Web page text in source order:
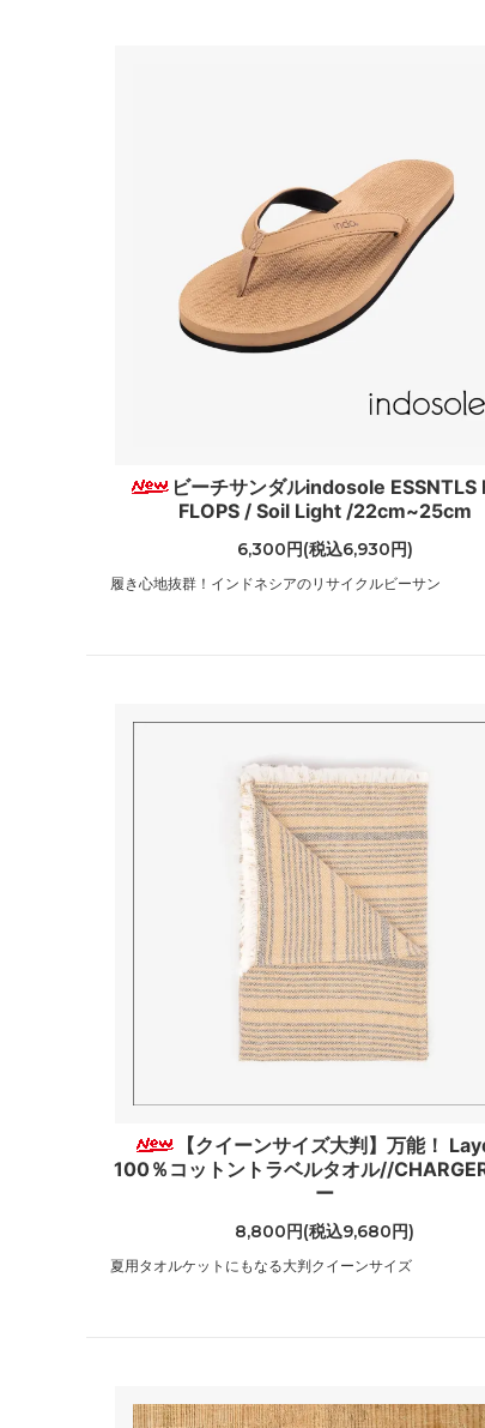
ビーチサンダルindosole ESSNTLS
FLOPS / Soil Light /22cm~25cm
6,300円(税込6,930円)
履き心地抜群！インドネシアのリサイクルビーサン
【クイーンサイズ大判】万能！
100％コットントラベルタオル//
ー
8,800円(税込9,680円)
夏用タオルケットにもなる大判クイーンサイズ